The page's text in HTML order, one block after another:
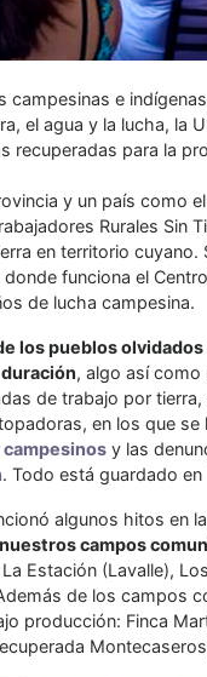
e
el agua y la lucha, la
recuperadas para la
y un país como
Rurales
en territorio
funciona el
de lucha campesina.
los pueblos
, algo así como
de trabajo por
en los que se
y las
. Todo está guardado en
algunos hitos en
campos
Estación (Lavalle),
de los campos
producción: Finca